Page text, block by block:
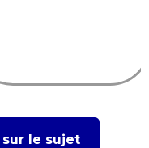
le sujet